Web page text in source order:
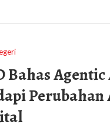
Bahas